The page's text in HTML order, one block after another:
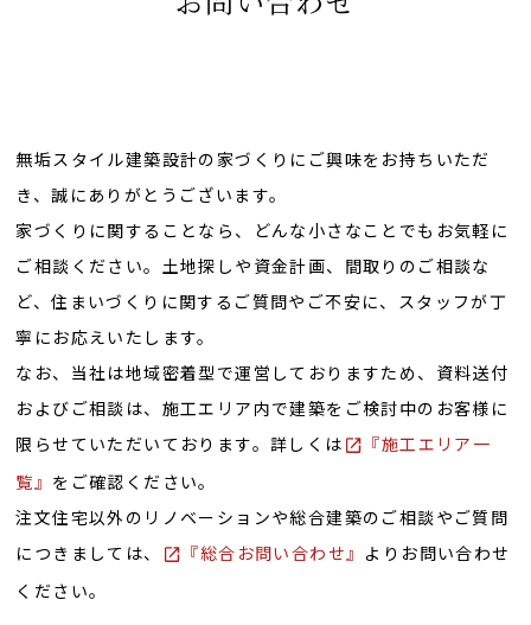
無垢スタイル建築設計の家づくりにご興味をお持ちいただ
き、誠にありがとうございます。
家づくりに関することなら、どんな小さなことでもお気軽に
ご相談ください。土地探しや資金計画、間取りのご相談な
ど、住まいづくりに関するご質問やご不安に、スタッフが丁
寧にお応えいたします。
なお、当社は地域密着型で運営しておりますため、資料送付
およびご相談は、施工エリア内で建築をご検討中のお客様に
限らせていただいております。詳しくは
『施工エリア一
覧』 をご確認ください。
注文住宅以外のリノベーションや総合建築のご相談やご質問
につきましては、
『総合お問い合わせ』 よりお問い合わせ
ください。